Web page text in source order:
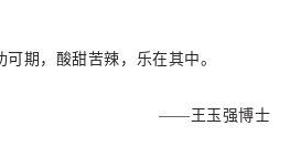
可期，酸甜苦辣，乐在其中。
——王玉强博士